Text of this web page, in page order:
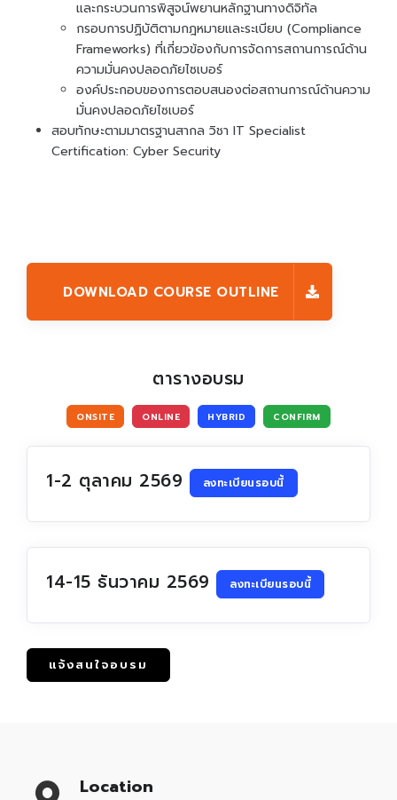
และกระบวนการพิสูจน์พยานหลักฐานทางดิจิทัล
กรอบการปฏิบัติตามกฎหมายและระเบียบ (Compliance
Frameworks) ที่เกี่ยวข้องกับการจัดการสถานการณ์ด้าน
ความมั่นคงปลอดภัยไซเบอร์
องค์ประกอบของการตอบสนองต่อสถานการณ์ด้านความ
มั่นคงปลอดภัยไซเบอร์
สอบทักษะตามมาตรฐานสากล วิชา IT Specialist
Certification: Cyber Security
DOWNLOAD COURSE OUTLINE
ตารางอบรม
ONSITE ONLINE HYBRID CONFIRM
1-2 ตุลาคม 2569 ลงทะเบียนรอบนี้
14-15 ธันวาคม 2569 ลงทะเบียนรอบนี้
แจ้งสนใจอบรม
Location